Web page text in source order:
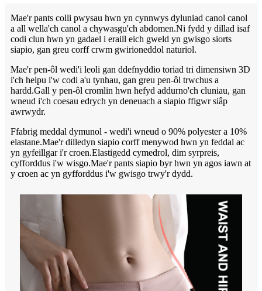
Mae'r pants colli pwysau hwn yn cynnwys dyluniad canol canol
a all wella'ch canol a chywasgu'ch abdomen.Ni fydd y dillad isaf
codi clun hwn yn gadael i eraill eich gweld yn gwisgo siorts
siapio, gan greu corff crwm gwirioneddol naturiol.
Mae'r pen-ôl wedi'i leoli gan ddefnyddio toriad tri dimensiwn 3D
i'ch helpu i'w codi a'u tynhau, gan greu pen-ôl trwchus a
hardd.Gall y pen-ôl cromlin hwn hefyd addurno'ch cluniau, gan
wneud i'ch coesau edrych yn deneuach a siapio ffigwr siâp
awrwydr.
Ffabrig meddal dymunol - wedi'i wneud o 90% polyester a 10%
elastane.Mae'r dilledyn siapio corff menywod hwn yn feddal ac
yn gyfeillgar i'r croen.Elastigedd cymedrol, dim syrpreis,
cyfforddus i'w wisgo.Mae'r pants siapio byr hwn yn agos iawn at
y croen ac yn gyfforddus i'w gwisgo trwy'r dydd.